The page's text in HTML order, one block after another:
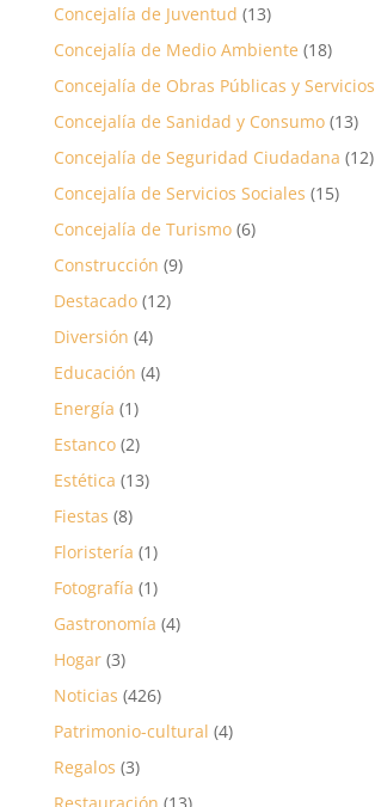
Concejalía de Juventud (13)
Concejalía de Medio Ambiente (18)
Concejalía de Obras Públicas y Servicios
Concejalía de Sanidad y Consumo(13)
Concejalía de Seguridad Ciudadana (12)
Concejalía de Servicios Sociales (15)
Concejalía de Turismo(6)
Construcción (9)
Destacado(12)
Diversión (4)
Educación (4)
Energía (1)
Estanco(2)
Estética (13)
Fiestas (8)
Floristería (1)
Fotografía (1)
Gastronomía (4)
Hogar(3)
Noticias (426)
Patrimonio-cultural (4)
Regalos (3)